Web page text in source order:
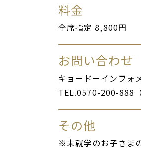
料金
全席指定 8,800円
お問い合わせ
キョードーインフォ
TEL.0570-200-888
その他
※未就学のお子さま